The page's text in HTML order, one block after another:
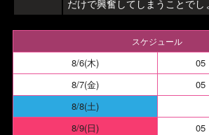
だけで興奮してしまうことでし
スケジュール
8/6(木)
05
8/7(金)
05
8/8(土)
8/9(日)
05